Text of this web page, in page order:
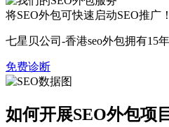
将SEO外包可快速启动SEO推广！
七星贝公司-香港seo外包拥有15
免费诊断
如何开展SEO外包项目